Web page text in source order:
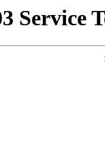
Service